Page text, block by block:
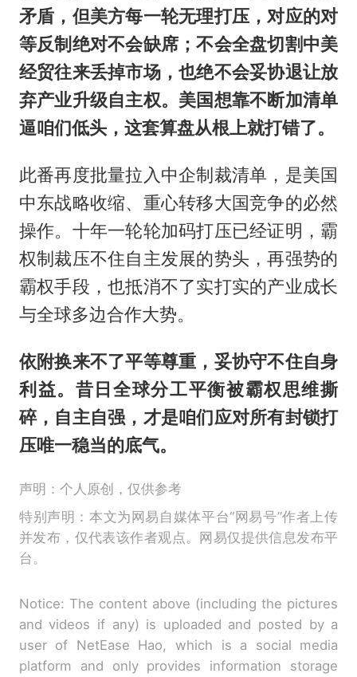
矛盾，但美方每一轮无理打压，对应的对
等反制绝对不会缺席；不会全盘切割中美
经贸往来丢掉市场，也绝不会妥协退让放
弃产业升级自主权。美国想靠不断加清单
逼咱们低头，这套算盘从根上就打错了。
此番再度批量拉入中企制裁清单，是美国
中东战略收缩、重心转移大国竞争的必然
操作。十年一轮轮加码打压已经证明，霸
权制裁压不住自主发展的势头，再强势的
霸权手段，也抵消不了实打实的产业成长
与全球多边合作大势。
依附换来不了平等尊重，妥协守不住自身
利益。昔日全球分工平衡被霸权思维撕
碎，自主自强，才是咱们应对所有封锁打
压唯一稳当的底气。
声明：个人原创，仅供参考
特别声明：本文为网易自媒体平台“网易号”作者上传
并发布，仅代表该作者观点。网易仅提供信息发布平
台。
Notice: The content above (including the pictures
and videos if any) is uploaded and posted by a
user of NetEase Hao, which is a social media
platform and only provides information storage